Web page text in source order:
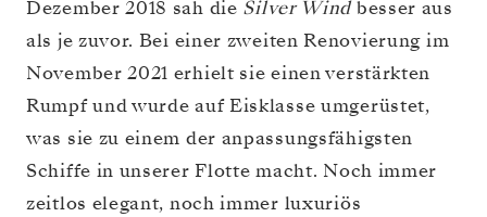
Dezember 2018 sah die Silver Windbesser aus
als je zuvor. Bei einer zweiten Renovierung im
November 2021 erhielt sie einen verstärkten
Rumpf und wurde auf Eisklasse umgerüstet,
was sie zu einem der anpassungsfähigsten
Schiffe in unserer Flotte macht. Noch immer
zeitlos elegant, noch immer luxuriös